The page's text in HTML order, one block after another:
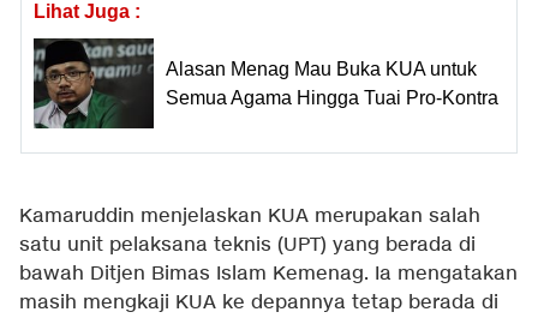
Lihat Juga :
Alasan Menag Mau Buka KUA untuk
Semua Agama Hingga Tuai Pro-Kontra
Kamaruddin menjelaskan KUA merupakan salah
satu unit pelaksana teknis (UPT) yang berada di
bawah Ditjen Bimas Islam Kemenag. Ia mengatakan
masih mengkaji KUA ke depannya tetap berada di